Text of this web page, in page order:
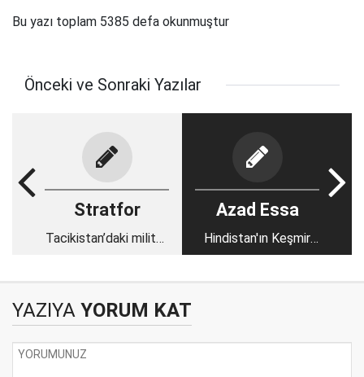
Bu yazı toplam 5385 defa okunmuştur
Önceki ve Sonraki Yazılar
Stratfor
Tacikistan’daki militan
Azad Essa
Hindistan'ın Keşmir
kuşatması ve
YAZIYA YORUM KAT